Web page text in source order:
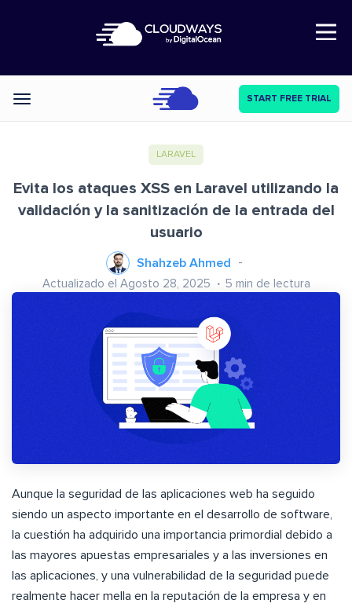
Open Nav
Categories START FREE TRIAL
LARAVEL
Evita los ataques XSS en Laravel utilizando la
validación y la sanitización de la entrada del
usuario
Shahzeb Ahmed
Actualizado el Agosto 28, 2025 5 min de lectura
Aunque la seguridad de las aplicaciones web ha seguido
siendo un aspecto importante en el desarrollo de software,
la cuestión ha adquirido una importancia primordial debido a
las mayores apuestas empresariales y a las inversiones en
las aplicaciones, y una vulnerabilidad de la seguridad puede
realmente hacer mella en la reputación de la empresa y en